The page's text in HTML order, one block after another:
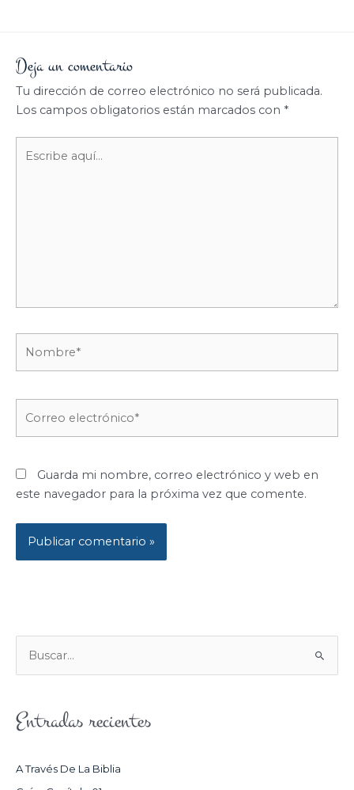
Deja un comentario
Tu dirección de correo electrónico no será publicada.
Los campos obligatorios están marcados con *
aquí...
Guarda mi nombre, correo electrónico y web en
este navegador para la próxima vez que comente.
U
C
Entradas recientes
A Través De La Biblia